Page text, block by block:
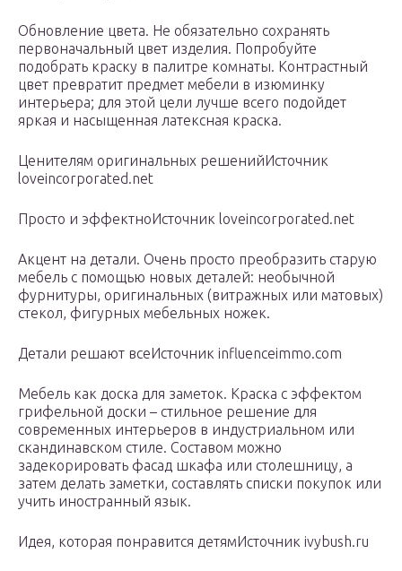
Обновление цвета. Не обязательно сохранять
первоначальный цвет изделия. Попробуйте
подобрать краску в палитре комнаты. Контрастный
цвет превратит предмет мебели в изюминку
интерьера; для этой цели лучше всего подойдет
яркая и насыщенная латексная краска.
Ценителям оригинальных решенийИсточник
loveincorporated.net
Просто и эффектноИсточник loveincorporated.net
Акцент на детали. Очень просто преобразить старую
мебель с помощью новых деталей: необычной
фурнитуры, оригинальных (витражных или матовых)
стекол, фигурных мебельных ножек.
Детали решают всеИсточник influenceimmo.com
Мебель как доска для заметок. Краска с эффектом
грифельной доски – стильное решение для
современных интерьеров в индустриальном или
скандинавском стиле. Составом можно
задекорировать фасад шкафа или столешницу, а
затем делать заметки, составлять списки покупок или
учить иностранный язык.
Идея, которая понравится детямИсточник ivybush.ru